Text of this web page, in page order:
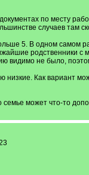
по месту
случаев там
5. В одном самом
родственники
видимо не было,
Как вариант
может что-то